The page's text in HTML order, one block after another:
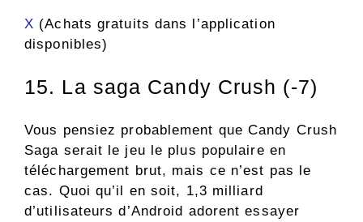
X (Achats gratuits dans l’application
disponibles)
15. La saga Candy Crush (-7)
Vous pensiez probablement que Candy Crush
Saga serait le jeu le plus populaire en
téléchargement brut, mais ce n’est pas le
cas. Quoi qu’il en soit, 1,3 milliard
d’utilisateurs d’Android adorent essayer